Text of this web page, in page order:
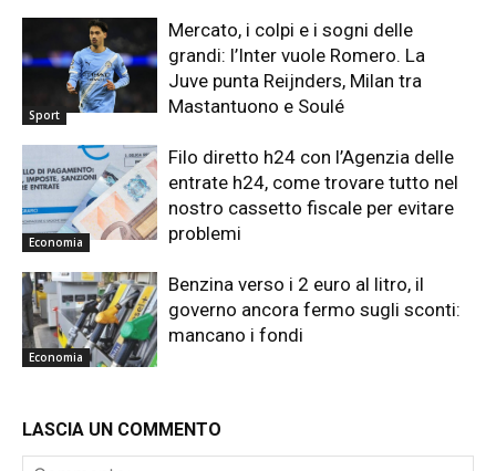
Sport
Mercato, i colpi e i sogni delle
grandi: l’Inter vuole Romero. La
Juve punta Reijnders, Milan tra
Mastantuono e Soulé
Economia
Filo diretto h24 con l’Agenzia delle
entrate h24, come trovare tutto nel
nostro cassetto fiscale per evitare
problemi
Economia
Benzina verso i 2 euro al litro, il
governo ancora fermo sugli sconti:
mancano i fondi
LASCIA UN COMMENTO